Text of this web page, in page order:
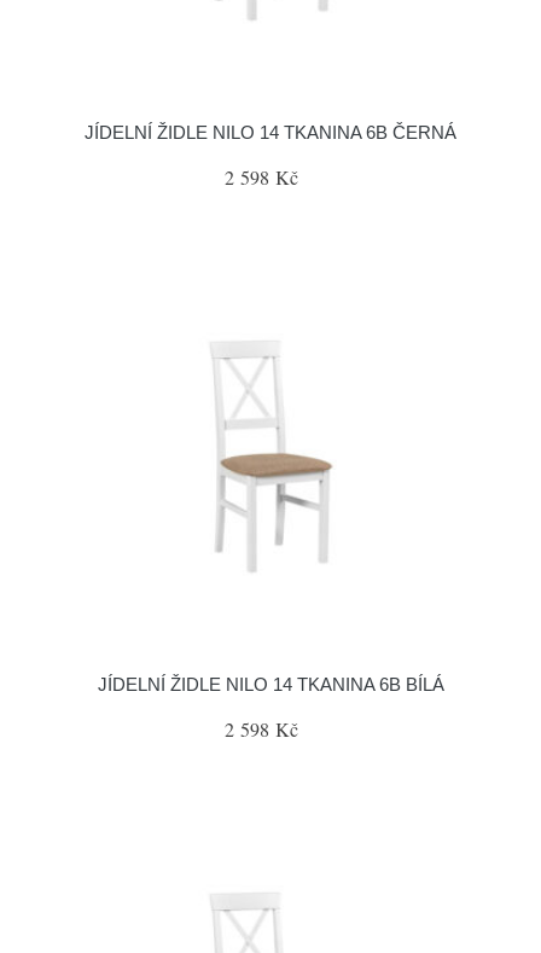
JÍDELNÍ ŽIDLE NILO 14 TKANINA 6B ČERNÁ
2 598 Kč
JÍDELNÍ ŽIDLE NILO 14 TKANINA 6B BÍLÁ
2 598 Kč